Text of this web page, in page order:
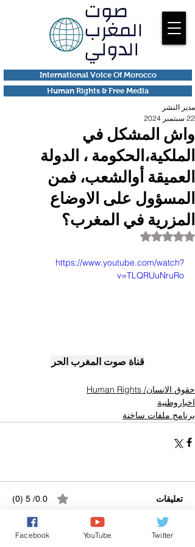
Human Rights & Free Media
International Voice Of Morocco
واش المشكل في
الملكية،الحكومة ، الدولة
العميقة أوالشعب، فمن
المسؤول على الاوضاع
المزرية في المغرب؟
مدير النشر
22 سبتمبر 2024
تم التقييم بـ ليس رقمًا من أصل 5 نجوم.
https://www.youtube.com/watch?
v=TLQRUuNruRo
قناة صوت المغرب الحر
حقوق الانسان/ Human Rights
اخباروطنية
برنامج ملفات ساخنة
تعليقات 0.0/ 5 (0)
Facebook YouTube Twitter